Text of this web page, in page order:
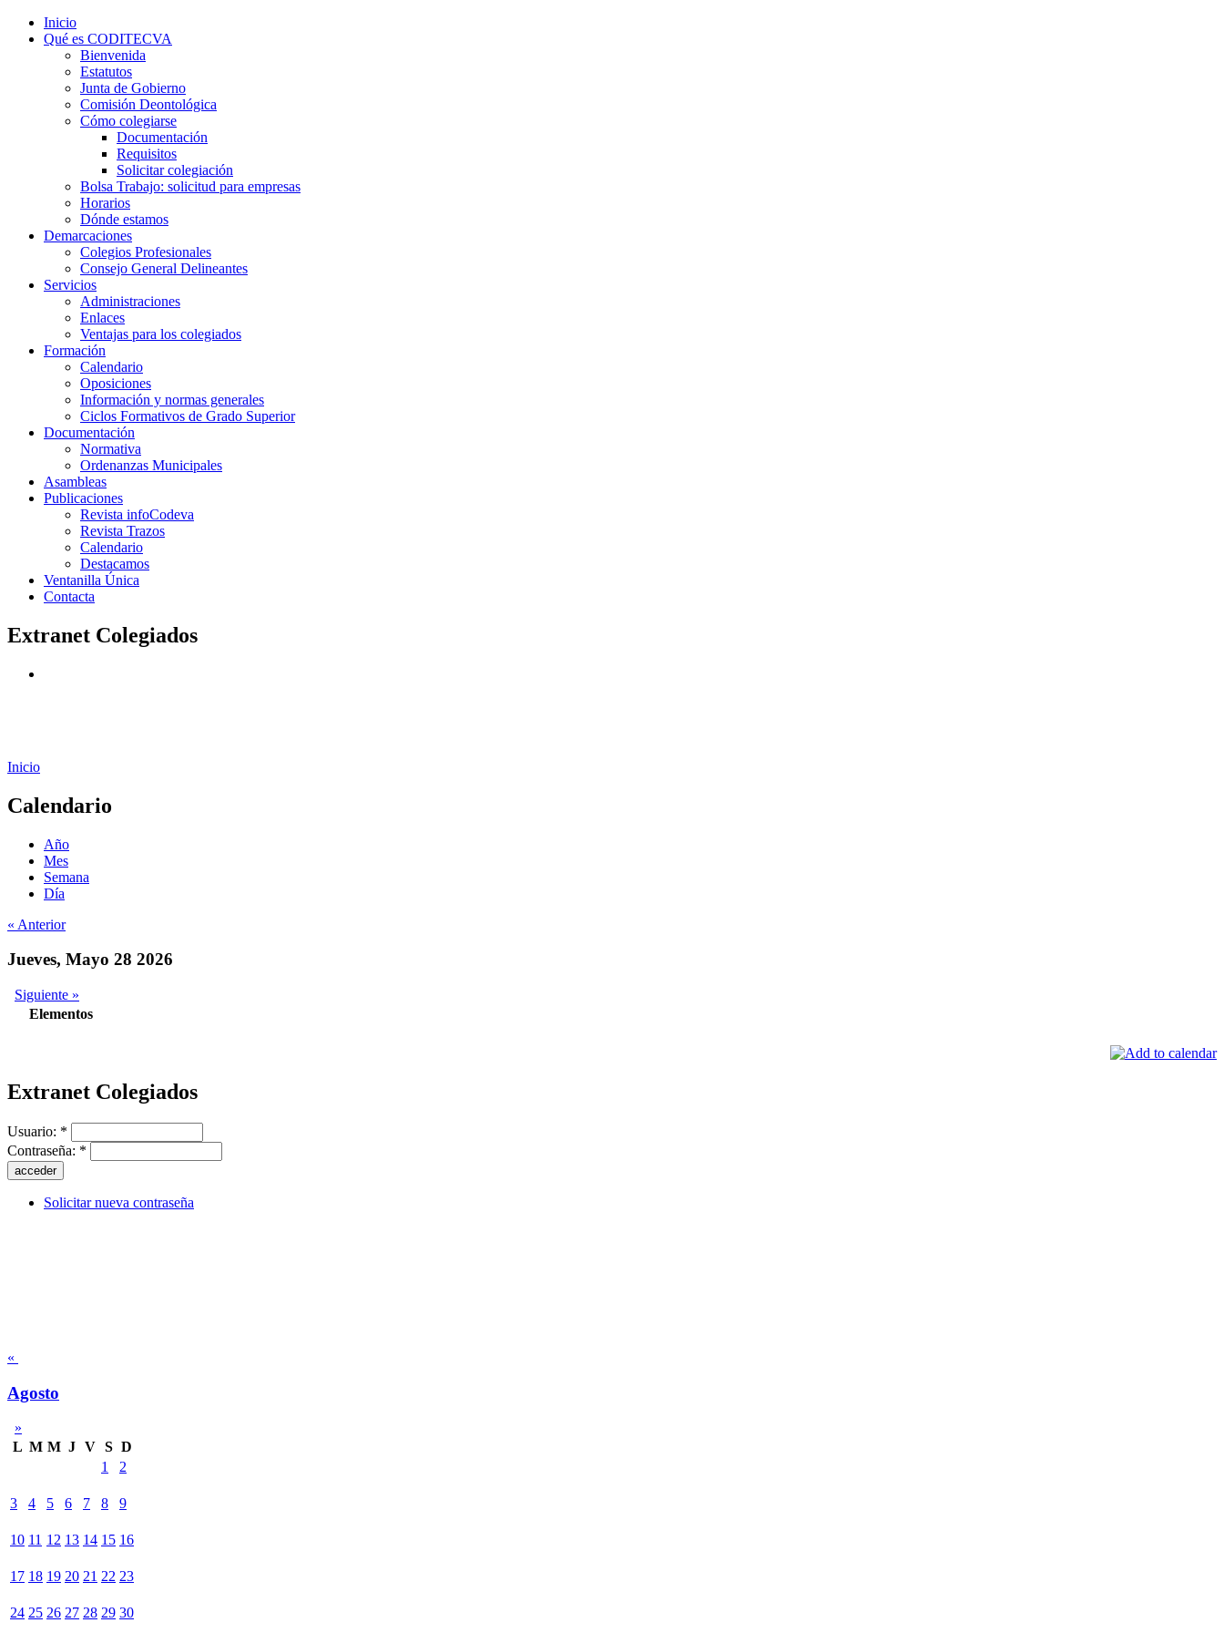
Inicio
Qué es CODITECVA
Bienvenida
Estatutos
Junta de Gobierno
Comisión Deontológica
Cómo colegiarse
Documentación
Requisitos
Solicitar colegiación
Bolsa Trabajo: solicitud para empresas
Horarios
Dónde estamos
Demarcaciones
Colegios Profesionales
Consejo General Delineantes
Servicios
Administraciones
Enlaces
Ventajas para los colegiados
Formación
Calendario
Oposiciones
Información y normas generales
Ciclos Formativos de Grado Superior
Documentación
Normativa
Ordenanzas Municipales
Asambleas
Publicaciones
Revista infoCodeva
Revista Trazos
Calendario
Destacamos
Ventanilla Única
Contacta
Extranet Colegiados
Inicio
Calendario
Año
Mes
Semana
Día
« Anterior
Jueves, Mayo 28 2026
Siguiente »
Elementos
Extranet Colegiados
Usuario: *
Contraseña: *
Solicitar nueva contraseña
«
Agosto
»
L M M J V S D
1
2
3 4 5 6 7 8 9
10 11 12 13 14 15 16
17 18 19 20 21 22 23
24 25 26 27 28 29 30